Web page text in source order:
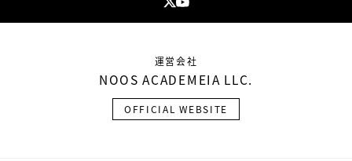
運営会社
NOOS ACADEMEIA LLC.
OFFICIAL WEBSITE